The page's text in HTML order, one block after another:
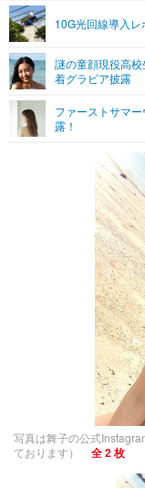
グラビア
ショッピング
ライフTOP
その他
リリース一覧
プッシュ通知の停止
10G光回線導入レ
謎の童顔現役高
着グラビア披露
ファーストサマ
露！
写真は舞子の公式
ております）
全 2 枚